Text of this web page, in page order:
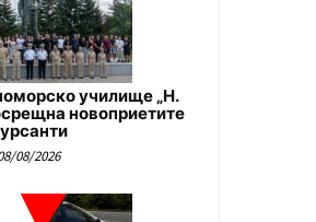
училище „Н.
новоприетите
08/2026